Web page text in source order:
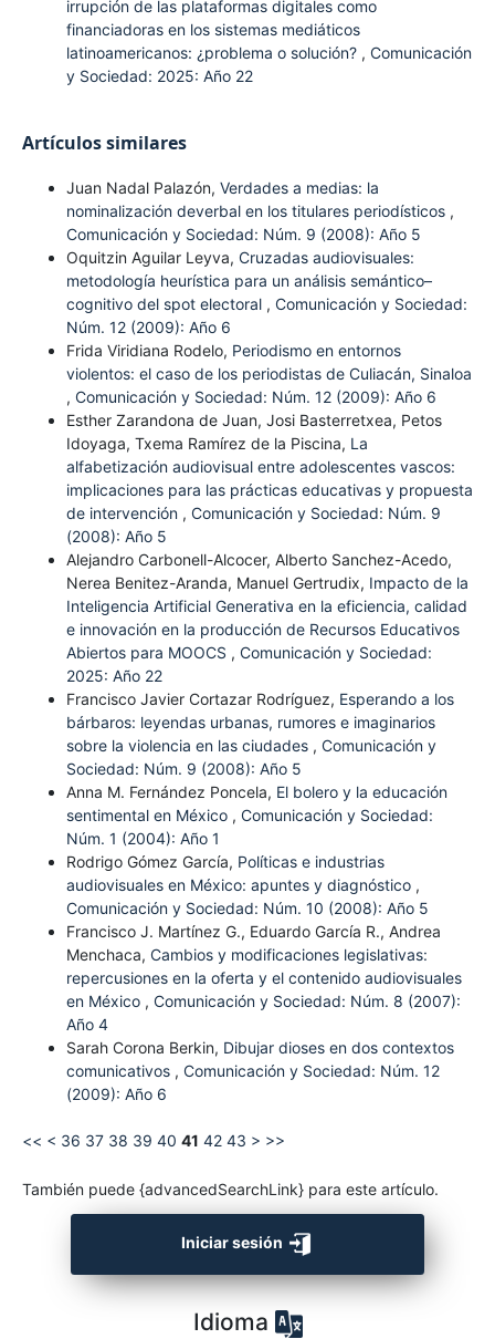
irrupción de las plataformas digitales como
financiadoras en los sistemas mediáticos
latinoamericanos: ¿problema o solución? , Comunicación
y Sociedad: 2025: Año 22
Artículos similares
Juan Nadal Palazón, Verdades a medias: la
nominalización deverbal en los titulares periodísticos ,
Comunicación y Sociedad: Núm. 9 (2008): Año 5
Oquitzin Aguilar Leyva, Cruzadas audiovisuales:
metodología heurística para un análisis semántico–
cognitivo del spot electoral , Comunicación y Sociedad:
Núm. 12 (2009): Año 6
Frida Viridiana Rodelo, Periodismo en entornos
violentos: el caso de los periodistas de Culiacán, Sinaloa
, Comunicación y Sociedad: Núm. 12 (2009): Año 6
Esther Zarandona de Juan, Josi Basterretxea, Petos
Idoyaga, Txema Ramírez de la Piscina, La
alfabetización audiovisual entre adolescentes vascos:
implicaciones para las prácticas educativas y propuesta
de intervención , Comunicación y Sociedad: Núm. 9
(2008): Año 5
Alejandro Carbonell-Alcocer, Alberto Sanchez-Acedo,
Nerea Benitez-Aranda, Manuel Gertrudix, Impacto de la
Inteligencia Artificial Generativa en la eficiencia, calidad
e innovación en la producción de Recursos Educativos
Abiertos para MOOCS , Comunicación y Sociedad:
2025: Año 22
Francisco Javier Cortazar Rodríguez, Esperando a los
bárbaros: leyendas urbanas, rumores e imaginarios
sobre la violencia en las ciudades , Comunicación y
Sociedad: Núm. 9 (2008): Año 5
Anna M. Fernández Poncela, El bolero y la educación
sentimental en México , Comunicación y Sociedad:
Núm. 1 (2004): Año 1
Rodrigo Gómez García, Políticas e industrias
audiovisuales en México: apuntes y diagnóstico ,
Comunicación y Sociedad: Núm. 10 (2008): Año 5
Francisco J. Martínez G., Eduardo García R., Andrea
Menchaca, Cambios y modificaciones legislativas:
repercusiones en la oferta y el contenido audiovisuales
en México , Comunicación y Sociedad: Núm. 8 (2007):
Año 4
Sarah Corona Berkin, Dibujar dioses en dos contextos
comunicativos , Comunicación y Sociedad: Núm. 12
(2009): Año 6
<< < 36 37 38 39 40 41 42 43 > >>
También puede {advancedSearchLink} para este artículo.
Iniciar sesión
Idioma